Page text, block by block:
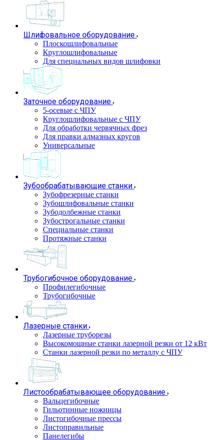
Шлифовальное оборудование
Плоскошлифовальные
Круглошлифовальные
Для специальных видов шлифовки
Заточное оборудование
5-осевые с ЧПУ
Круглошлифовальные с ЧПУ
Для обработки червячных фрез
Для правки алмазных кругов
Универсальные
Зубообрабатывающие станки
Зубофрезерные станки
Зубошлифовальные станки
Зубодолбежные станки
Зубострогальные станки
Специальные станки
Протяжные станки
Трубогибочное оборудование
Профилегибочные
Трубогибочные
Лазерные станки
Лазерные труборезы
Высокомощные станки лазерной резки от 12 кВт
Станки лазерной резки по металлу с ЧПУ
Листообрабатывающее оборудование
Вальцегибочные
Гильотинные ножницы
Листогибочные прессы
Листоправильные
Панелегибы